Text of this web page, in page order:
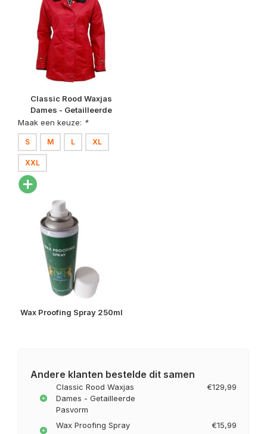
Classic Rood Waxjas
Dames - Getailleerde
Pasvorm
Maak een keuze: *
S M L XL
XXL
Wax Proofing Spray 250ml
Andere klanten bestelde dit samen
Classic Rood Waxjas
Dames - Getailleerde
Pasvorm
€129,99
Wax Proofing Spray
€15,99